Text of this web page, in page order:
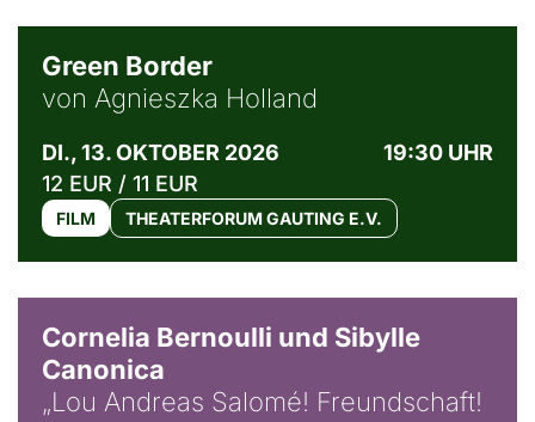
Green Border
von Agnieszka Holland
DI., 13. OKTOBER 2026
19:30 UHR
12 EUR / 11 EUR
FILM THEATERFORUM GAUTING E.V.
Cornelia Bernoulli und Sibylle
Canonica
„Lou Andreas Salomé! Freundschaft!